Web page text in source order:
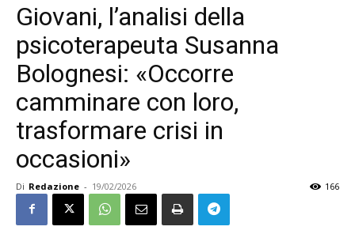
Giovani, l’analisi della
psicoterapeuta Susanna
Bolognesi: «Occorre
camminare con loro,
trasformare crisi in
occasioni»
Di Redazione - 19/02/2026 166